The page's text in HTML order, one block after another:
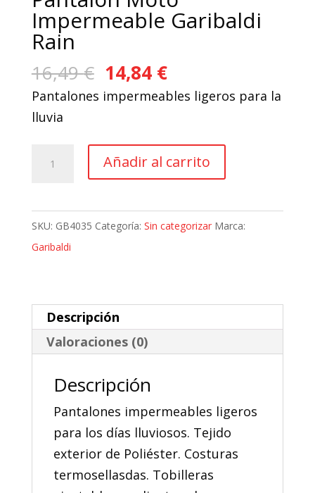
Impermeable Garibaldi
Rain
16,49€ El
precio
16,49 €.
14,84 €El
precio
14,84 €.
Pantalones impermeables ligeros para la
lluvia
Rain
Añadir al carrito
SKU: GB4035 Categoría: Sin categorizar Marca:
Garibaldi
Descripción
Valoraciones (0)
Descripción
Pantalones impermeables ligeros
para los días lluviosos. Tejido
exterior de Poliéster. Costuras
termosellasdas. Tobilleras